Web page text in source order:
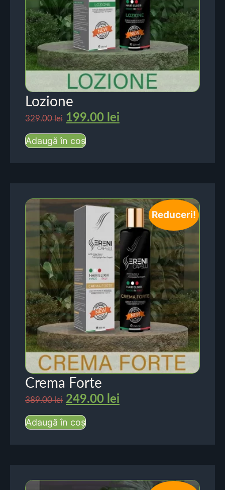
Lozione
329.00lei 199.00 lei
Adaugă în coș
Reduceri!
Crema Forte
389.00lei 249.00 lei
Adaugă în coș